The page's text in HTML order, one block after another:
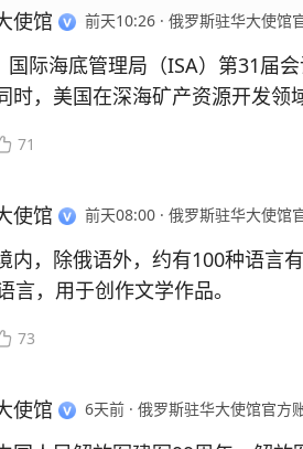
使馆 前天10:26 · 俄罗斯驻华大使馆
国际海底管理局（ISA）第31届
时，美国在深海矿产资源开发领
国家管辖范围之外的国际海域开
际海底区域及其资源属于全人类
前，国际海底区域内开展的一切
71
使馆 前天08:00 · 俄罗斯驻华大使馆
内，除俄语外，约有100种语言
言，用于创作文学作品。
斯联邦实施“支持俄罗斯联邦各民
罗斯各民族当代文学》出版有各
73
使馆 6天前 · 俄罗斯驻华大使馆官方